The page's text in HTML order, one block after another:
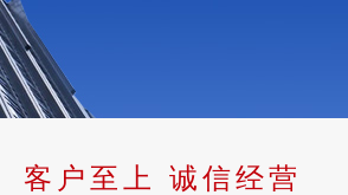
客户至上 诚信经营